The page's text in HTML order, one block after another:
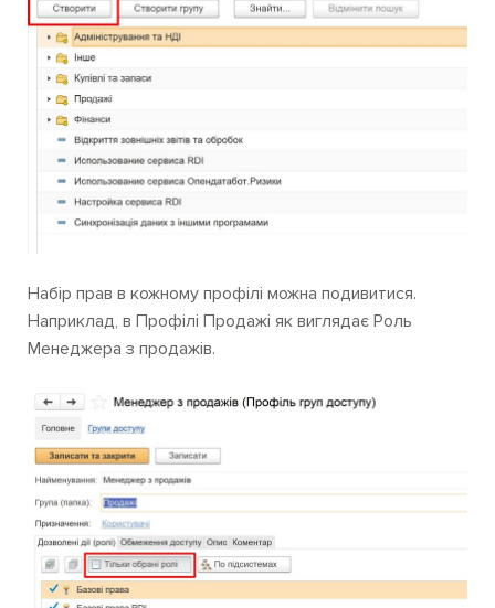
Набір прав в кожному профілі можна подивитися.
Наприклад, в Профілі Продажі як виглядає Роль
Менеджера з продажів.